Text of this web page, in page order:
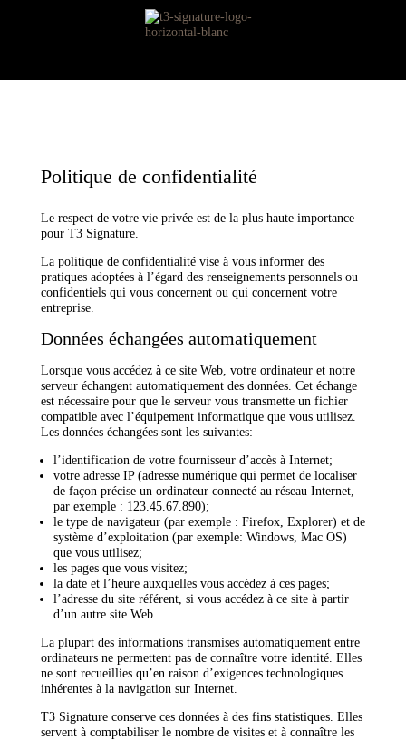
Politique de confidentialité
Le respect de votre vie privée est de la plus haute importance
pour T3 Signature.
La politique de confidentialité vise à vous informer des
pratiques adoptées à l’égard des renseignements personnels ou
confidentiels qui vous concernent ou qui concernent votre
entreprise.
Données échangées automatiquement
Lorsque vous accédez à ce site Web, votre ordinateur et notre
serveur échangent automatiquement des données. Cet échange
est nécessaire pour que le serveur vous transmette un fichier
compatible avec l’équipement informatique que vous utilisez.
Les données échangées sont les suivantes:
l’identification de votre fournisseur d’accès à Internet;
votre adresse IP (adresse numérique qui permet de localiser
de façon précise un ordinateur connecté au réseau Internet,
par exemple : 123.45.67.890);
le type de navigateur (par exemple : Firefox, Explorer) et de
système d’exploitation (par exemple: Windows, Mac OS)
que vous utilisez;
les pages que vous visitez;
la date et l’heure auxquelles vous accédez à ces pages;
l’adresse du site référent, si vous accédez à ce site à partir
d’un autre site Web.
La plupart des informations transmises automatiquement entre
ordinateurs ne permettent pas de connaître votre identité. Elles
ne sont recueillies qu’en raison d’exigences technologiques
inhérentes à la navigation sur Internet.
T3 Signature conserve ces données à des fins statistiques. Elles
servent à comptabiliser le nombre de visites et à connaître les